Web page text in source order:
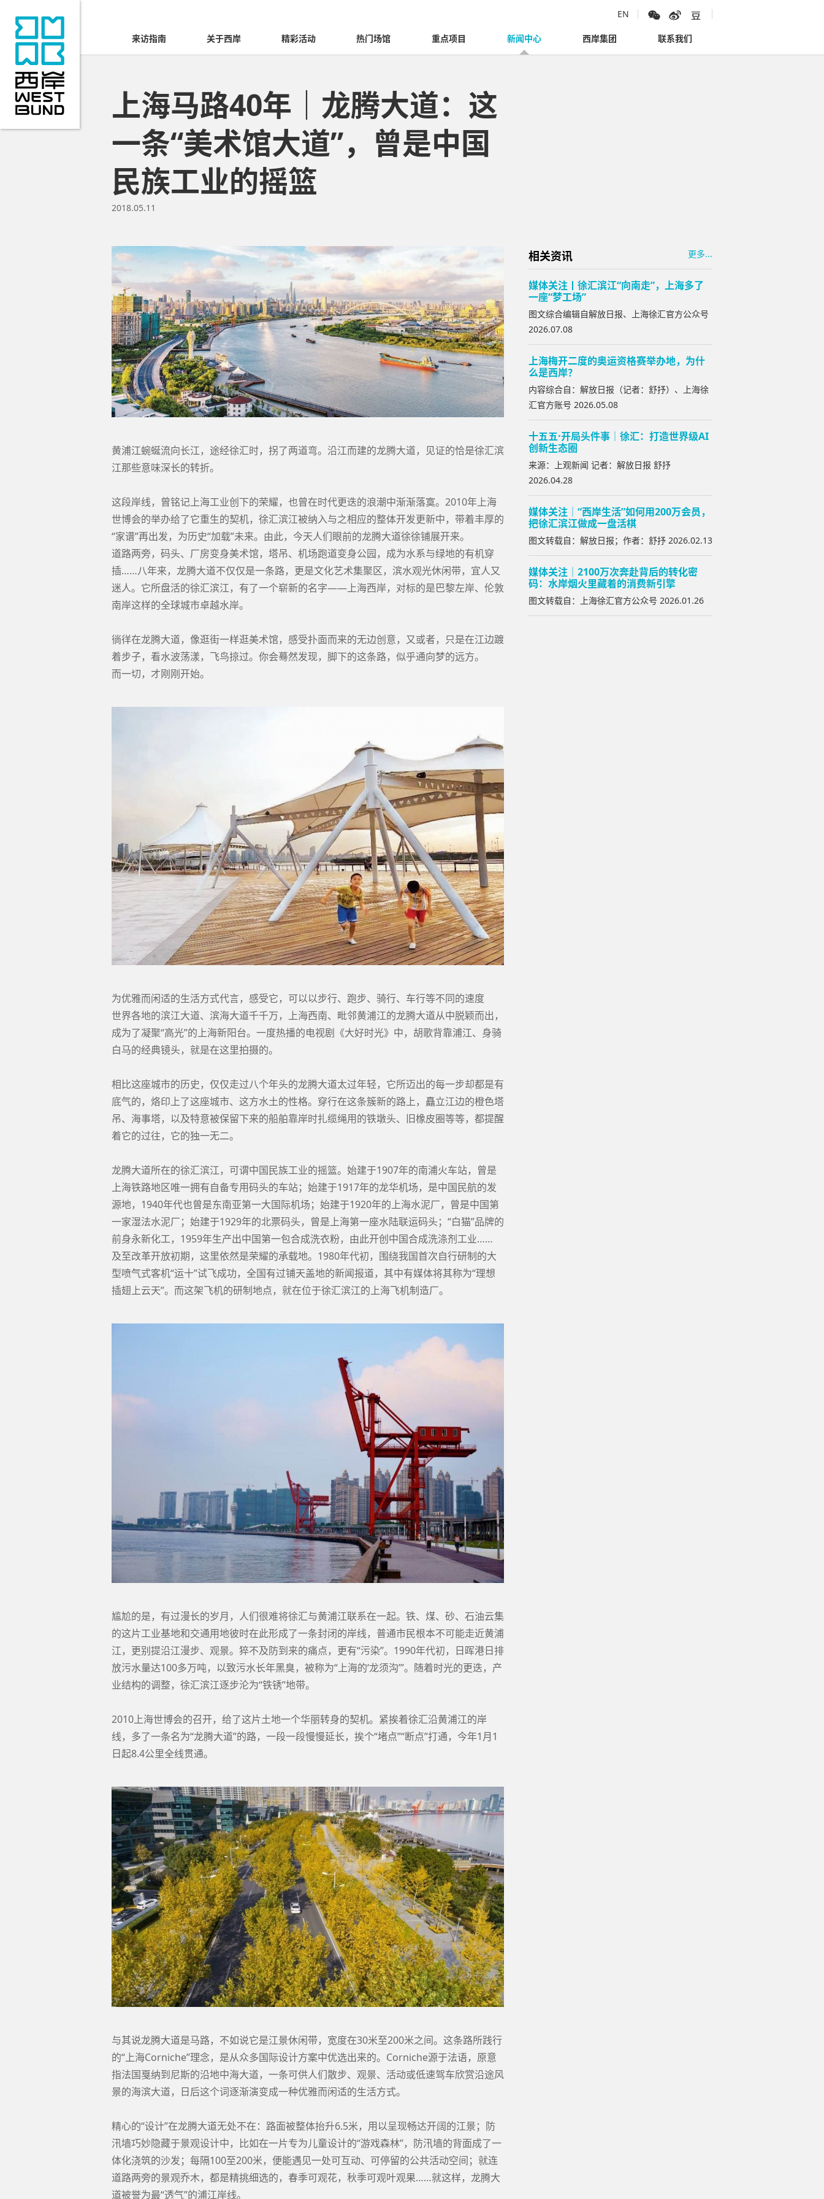
EN
来访指南 关于西岸 精彩活动 热门场馆 重点项目 新闻中心 西岸集团 联系我们
上海马路40年｜龙腾大道：这
一条“美术馆大道”，曾是中国
民族工业的摇篮
2018.05.11
黄浦江蜿蜒流向长江，途经徐汇时，拐了两道弯。沿江而建的龙腾大道，见证的恰是徐汇滨
江那些意味深长的转折。
这段岸线，曾铭记上海工业创下的荣耀，也曾在时代更迭的浪潮中渐渐落寞。2010年上海
世博会的举办给了它重生的契机，徐汇滨江被纳入与之相应的整体开发更新中，带着丰厚的
“家谱”再出发，为历史“加载”未来。由此，今天人们眼前的龙腾大道徐徐铺展开来。
道路两旁，码头、厂房变身美术馆，塔吊、机场跑道变身公园，成为水系与绿地的有机穿
插……八年来，龙腾大道不仅仅是一条路，更是文化艺术集聚区，滨水观光休闲带，宜人又
迷人。它所盘活的徐汇滨江，有了一个崭新的名字——上海西岸，对标的是巴黎左岸、伦敦
南岸这样的全球城市卓越水岸。
徜徉在龙腾大道，像逛街一样逛美术馆，感受扑面而来的无边创意，又或者，只是在江边踱
着步子，看水波荡漾，飞鸟掠过。你会蓦然发现，脚下的这条路，似乎通向梦的远方。
而一切，才刚刚开始。
为优雅而闲适的生活方式代言，感受它，可以以步行、跑步、骑行、车行等不同的速度
世界各地的滨江大道、滨海大道千千万，上海西南、毗邻黄浦江的龙腾大道从中脱颖而出，
成为了凝聚“高光”的上海新阳台。一度热播的电视剧《大好时光》中，胡歌背靠浦江、身骑
白马的经典镜头，就是在这里拍摄的。
相比这座城市的历史，仅仅走过八个年头的龙腾大道太过年轻，它所迈出的每一步却都是有
底气的，烙印上了这座城市、这方水土的性格。穿行在这条簇新的路上，矗立江边的橙色塔
吊、海事塔，以及特意被保留下来的船舶靠岸时扎缆绳用的铁墩头、旧橡皮圈等等，都提醒
着它的过往，它的独一无二。
龙腾大道所在的徐汇滨江，可谓中国民族工业的摇篮。始建于1907年的南浦火车站，曾是
上海铁路地区唯一拥有自备专用码头的车站；始建于1917年的龙华机场，是中国民航的发
源地，1940年代也曾是东南亚第一大国际机场；始建于1920年的上海水泥厂，曾是中国第
一家湿法水泥厂；始建于1929年的北票码头，曾是上海第一座水陆联运码头；“白猫”品牌的
前身永新化工，1959年生产出中国第一包合成洗衣粉，由此开创中国合成洗涤剂工业……
及至改革开放初期，这里依然是荣耀的承载地。1980年代初，围绕我国首次自行研制的大
型喷气式客机“运十”试飞成功，全国有过铺天盖地的新闻报道，其中有媒体将其称为“理想
插翅上云天”。而这架飞机的研制地点，就在位于徐汇滨江的上海飞机制造厂。
尴尬的是，有过漫长的岁月，人们很难将徐汇与黄浦江联系在一起。铁、煤、砂、石油云集
的这片工业基地和交通用地彼时在此形成了一条封闭的岸线，普通市民根本不可能走近黄浦
江，更别提沿江漫步、观景。猝不及防到来的痛点，更有“污染”。1990年代初，日晖港日排
放污水量达100多万吨，以致污水长年黑臭，被称为“上海的‘龙须沟’”。随着时光的更迭，产
业结构的调整，徐汇滨江逐步沦为“铁锈”地带。
2010上海世博会的召开，给了这片土地一个华丽转身的契机。紧挨着徐汇沿黄浦江的岸
线，多了一条名为“龙腾大道”的路，一段一段慢慢延长，挨个“堵点”“断点”打通，今年1月1
日起8.4公里全线贯通。
与其说龙腾大道是马路，不如说它是江景休闲带，宽度在30米至200米之间。这条路所践行
的“上海Corniche”理念，是从众多国际设计方案中优选出来的。Corniche源于法语，原意
指法国戛纳到尼斯的沿地中海大道，一条可供人们散步、观景、活动或低速驾车欣赏沿途风
景的海滨大道，日后这个词逐渐演变成一种优雅而闲适的生活方式。
精心的“设计”在龙腾大道无处不在：路面被整体抬升6.5米，用以呈现畅达开阔的江景；防
汛墙巧妙隐藏于景观设计中，比如在一片专为儿童设计的“游戏森林”，防汛墙的背面成了一
体化浇筑的沙发；每隔100至200米，便能遇见一处可互动、可停留的公共活动空间；就连
道路两旁的景观乔木，都是精挑细选的，春季可观花，秋季可观叶观果……就这样，龙腾大
道被誉为最“透气”的浦江岸线。
相关资讯 更多...
媒体关注丨徐汇滨江“向南走”，上海多了
一座“梦工场”
图文综合编辑自解放日报、上海徐汇官方公众号
2026.07.08
上海梅开二度的奥运资格赛举办地，为什
么是西岸？
内容综合自：解放日报（记者：舒抒）、上海徐
汇官方账号 2026.05.08
十五五·开局头件事｜徐汇：打造世界级AI
创新生态圈
来源：上观新闻 记者：解放日报 舒抒
2026.04.28
媒体关注｜“西岸生活”如何用200万会员，
把徐汇滨江做成一盘活棋
图文转载自：解放日报；作者：舒抒 2026.02.13
媒体关注｜2100万次奔赴背后的转化密
码：水岸烟火里藏着的消费新引擎
图文转载自：上海徐汇官方公众号 2026.01.26